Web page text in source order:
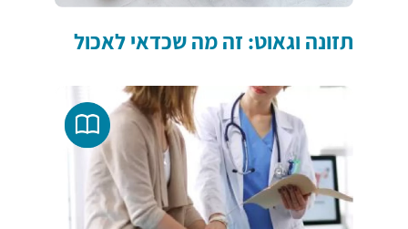
תזונה וגאוט: זה מה שכדאי לאכול